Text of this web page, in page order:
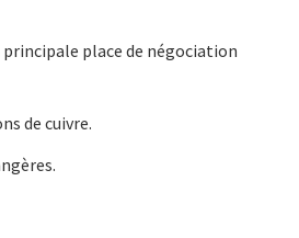
principale place de négociation
de cuivre.